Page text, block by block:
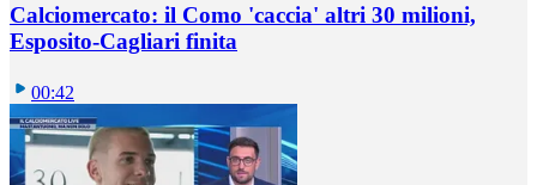
Calciomercato: il Como 'caccia' altri 30 milioni,
Esposito-Cagliari finita
00:42